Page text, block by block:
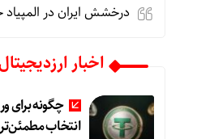
درخشش ایران در
اخبار ارزدیجیتال
چگونه برای
انتخاب